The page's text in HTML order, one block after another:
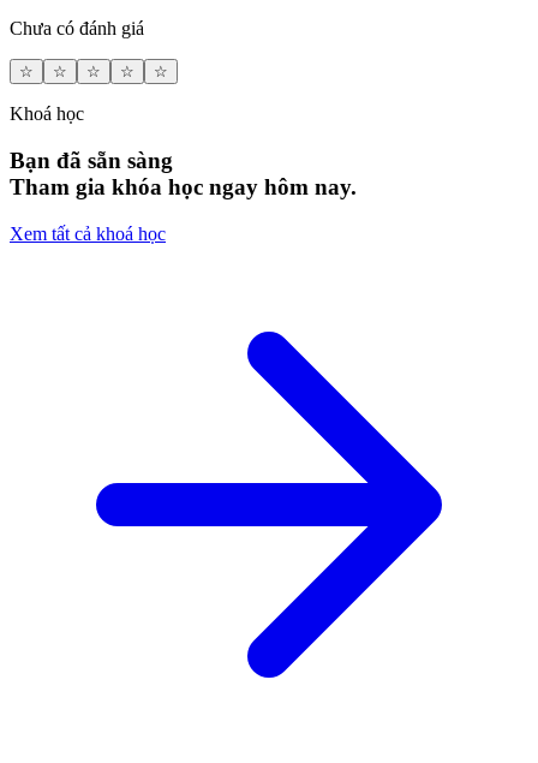
Chưa có đánh giá
☆ ☆ ☆ ☆ ☆
Khoá học
Bạn đã sẵn sàng
Tham gia khóa học ngay hôm nay.
Xem tất cả khoá học